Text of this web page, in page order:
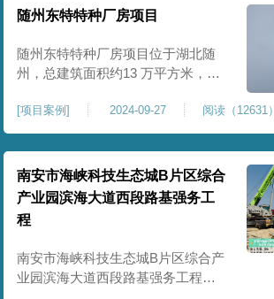
采用基础承台加强夯和普通强夯施
使用要求，单独对基础承台位置地
基进行置换加强夯，其他区域采用
随州东特特种厂房项目
随州东特特种厂房项目位于湖北随
州，总建筑面积约13 万平方米，为
载力与均匀性要求严苛。项目于
2024 年 9 月正式开工，地基处理采
用高能级强夯施工工艺，通过大吨
位重锤动力固结，全面提升场地密
实度与承载性能，满足重载车间、
设备基础与行车轨道的长期稳定运
行要求。项目严格遵循强夯地基处
[项目案例] 2024-09-27 阅读（12631）
南安市海峡科技生态城B片区综合
产业园滨海大道西段路基强务工
程
南安市海峡科技生态城B片区综合产
业园滨海大道西段路基强务工程位